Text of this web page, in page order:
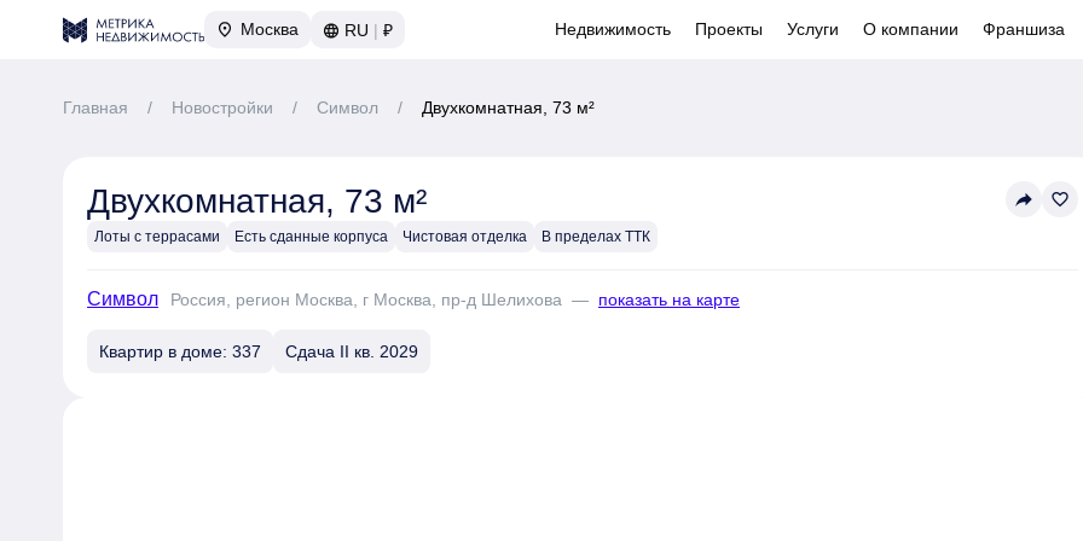
Москва RU | ₽ Недвижимость Проекты Услуги О компании Франшиза
Главная / Новостройки / Символ / Двухкомнатная, 73 м²
Двухкомнатная, 73 м²
Лоты с террасами Есть сданные корпуса Чистовая отделка В пределах ТТК
reply favorite_border
Символ Россия, регион Москва, г Москва, пр-д Шелихова — показать на карте
Квартир в доме: 337 Сдача II кв. 2029